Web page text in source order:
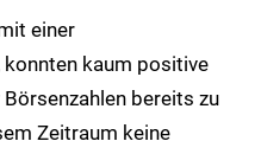
einer
konnten kaum positive
bereits zu
Zeitraum keine